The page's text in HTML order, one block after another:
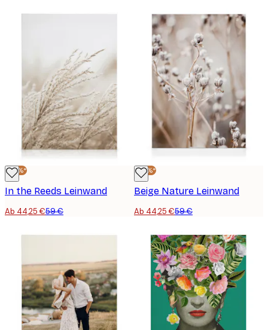
-25%*
In the Reeds Leinwand
Ab 44,25 €59 €
-25%*
Beige Nature Leinwand
Ab 44,25 €59 €